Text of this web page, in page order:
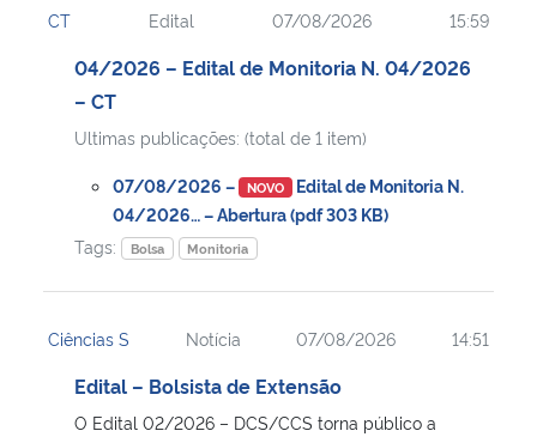
Ministério da Cidadania
Ministério de Minas e Energia
Ministério da Ciência, Tecnologia, Inovações e Comunicações
Ministério do Turismo
Ministério do Desenvolvimento Regional
CT Edital 07/08/2026 15:59
04/2026 – Edital de Monitoria N. 04/2026
– CT
Ultimas publicações: (total de 1 item)
07/08/2026 – NOVO Edital de Monitoria N.
04/2026… – Abertura (pdf 303 KB)
Tags:
Bolsa Monitoria
Ciências S Notícia 07/08/2026 14:51
Edital – Bolsista de Extensão
O Edital 02/2026 – DCS/CCS torna público a